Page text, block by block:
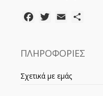
FacebookTwitter
Email
ΠΛΗΡΟΦΟΡΙΕΣ
Σχετικά με εμάς